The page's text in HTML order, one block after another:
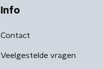
Info
Contact
Veelgestelde vragen